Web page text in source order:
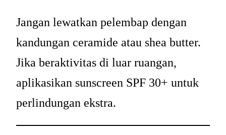
Jangan lewatkan pelembap dengan
kandungan ceramide atau shea butter.
Jika beraktivitas di luar ruangan,
aplikasikan sunscreen SPF 30+ untuk
perlindungan ekstra.